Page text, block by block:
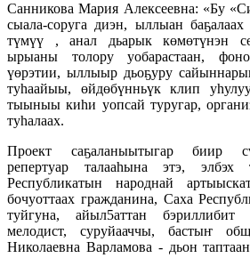
Санникова Мария Алексеевна: «Бу
сыала-соруга диэн, ыллыан
түмүү , анал дьарык көмөтүнэн
ырыаны толору уобарастаан,
үөрэтии, ыллыыр дьоҕуру
туһаайыы, өйдөбүнньүк клип
тыыныы киһи уопсай туругар,
туһалаах.
Проект саҕаланыытыгар биир
репертуар талааһына этэ,
Республикатын народнай
бочуоттаах гражданина, Саха
туйгуна, айыл5аттан бэриллибит
мелодист, суруйааччы, бастыҥ
Николаевна Варламова - дьон